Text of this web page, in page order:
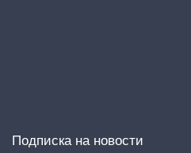
Подписка на новости